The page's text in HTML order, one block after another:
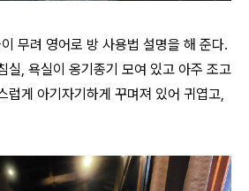
무려 영어로 방 사용법 설명을 해 준다.
실, 욕실이 옹기종기 모여 있고 아주 조고
럽게 아기자기하게 꾸며져 있어 귀엽고,